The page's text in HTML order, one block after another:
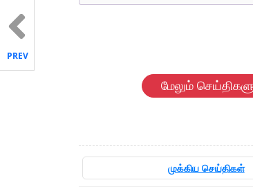
மேலும்
முக்கிய செய்திகள்
PREV